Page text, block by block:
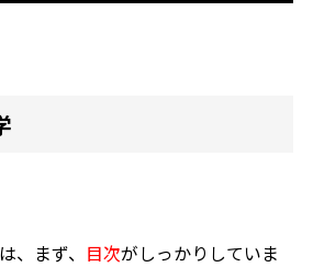
、まず、 目次がしっかりしていま